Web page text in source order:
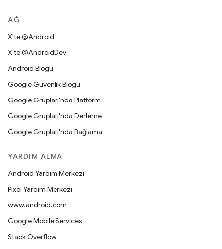
AĞ
X'te @Android
X'te @AndroidDev
Android Blogu
Google Güvenlik Blogu
Google Grupları'nda Platform
Google Grupları'nda Derleme
Google Grupları'nda Bağlama
YARDIM ALMA
Android Yardım Merkezi
Pixel Yardım Merkezi
www.android.com
Google Mobile Services
Stack Overflow